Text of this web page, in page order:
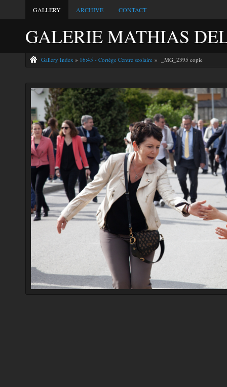
GALLERY ARCHIVE CONTACT
GALERIE MATHIAS
Gallery Index » 16:45 - Cortège Centre scolaire » _MG_2395 copie